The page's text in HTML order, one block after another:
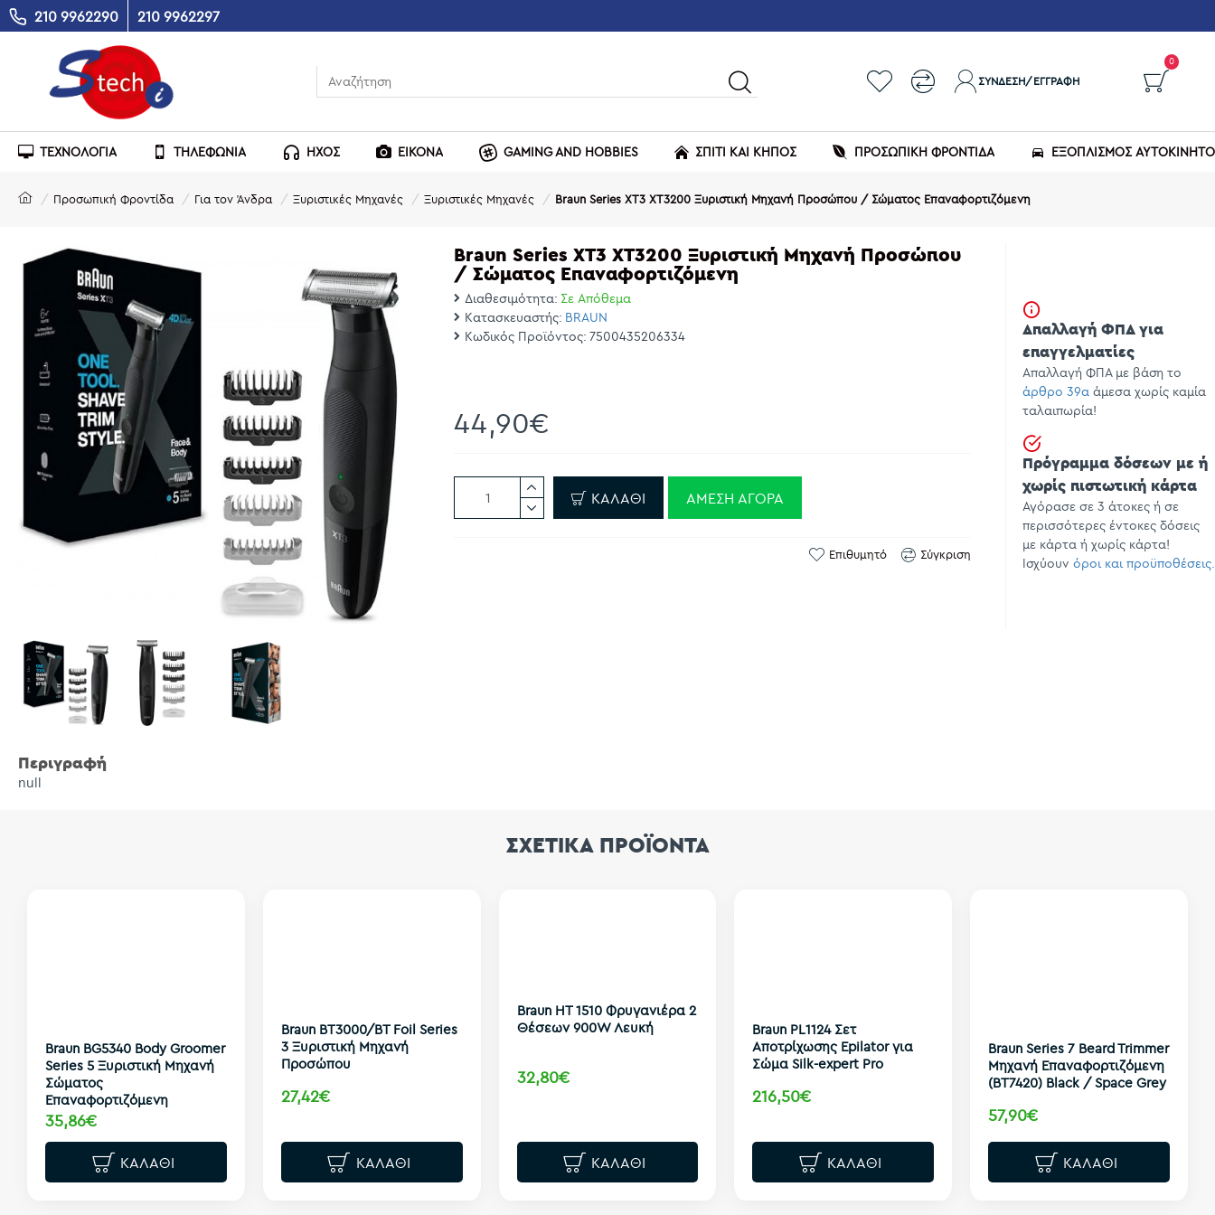
210 9962290 210 9962297
ΣΎΝΔΕΣΗ/ΕΓΓΡΑΦΉ
0
ΤΕΧΝΟΛΟΓΙΑ ΤΗΛΕΦΩΝΙΑ ΗΧΟΣ ΕΙΚΟΝΑ GAMING AND HOBBIES ΣΠΙΤΙ ΚΑΙ ΚΗΠΟΣ ΠΡΟΣΩΠΙΚΗ ΦΡΟΝΤΙΔΑ ΕΞΟΠΛΙΣΜΌΣ
Προσωπική Φροντίδα Για τον Άνδρα Ξυριστικές Μηχανές Ξυριστικές Μηχανές Braun Series XT3 XT3200 Ξυριστική Μηχανή Προσώπου / Σώματος Επαναφορτιζόμενη
Braun Series XT3 XT3200 Ξυριστική Μηχανή Προσώπου
/ Σώματος Επαναφορτιζόμενη
Διαθεσιμότητα: Σε Απόθεμα
Κατασκευαστής: BRAUN
Κωδικός Προϊόντος: 7500435206334
44,90€
ΚΑΛΆΘΙ ΆΜΕΣΗ ΑΓΟΡΆ
Επιθυμητό Σύγκριση
Περιγραφή
null
Απαλλαγή ΦΠΑ για
επαγγελματίες
Απαλλαγή ΦΠΑ με βάση το
άρθρο 39α άμεσα χωρίς καμία
ταλαιπωρία!
Πρόγραμμα δόσεων με ή
χωρίς πιστωτική κάρτα
Αγόρασε σε 3 άτοκες ή σε
περισσότερες έντοκες δόσεις
με κάρτα ή χωρίς κάρτα!
Ισχύουν όροι και προϋποθέσεις.
ΣΧΕΤΙΚΑ ΠΡΟΪΟΝΤΑ
Braun BG5340 Body Groomer
Series 5 Ξυριστική Μηχανή
Σώματος
Επαναφορτιζόμενη
35,86€
ΚΑΛΆΘΙ
Braun BT3000/BT Foil Series
3 Ξυριστική Μηχανή
Προσώπου
27,42€
ΚΑΛΆΘΙ
Braun HT 1510 Φρυγανιέρα 2
Θέσεων 900W Λευκή
32,80€
ΚΑΛΆΘΙ
Braun PL1124 Σετ
Αποτρίχωσης Epilator για
Σώμα Silk-expert Pro
216,50€
ΚΑΛΆΘΙ
Braun Series 7 Beard Trimmer
Μηχανή Επαναφορτιζόμενη
(BT7420) Black / Space Grey
57,90€
ΚΑΛΆΘΙ